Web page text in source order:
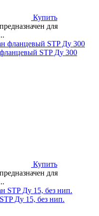
Купить
для
STP Ду 300
Купить
для
Ду 15, без нип.